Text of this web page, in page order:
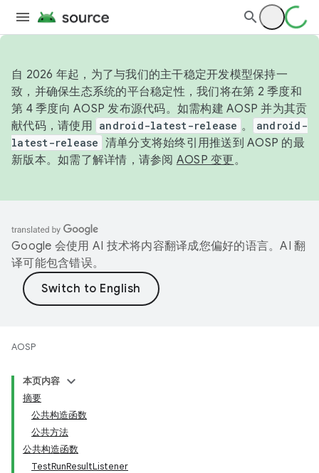
自 2026 年起，为了与我们的主干稳定开发模型保持一
致，并确保生态系统的平台稳定性，我们将在第 2 季度和
第 4 季度向 AOSP 发布源代码。如需构建 AOSP 并为其贡
献代码，请使用 android-latest-release 。
android-
latest-release 清单分支将始终引用推送到 AOSP 的最
新版本。如需了解详情，请参阅 AOSP 变更。
Google 会使用 AI 技术将内容翻译成您偏好的语言。AI 翻
译可能包含错误。
AOSP
本页内容
摘要
公共构造函数
公共方法
公共构造函数
TestRunResultListener